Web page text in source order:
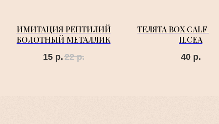
ИМИТАЦИЯ РЕПТИЛИЙ
БОЛОТНЫЙ МЕТАЛЛИК
15 р.22 р.
ТЕЛЯТА BOX CALF
ILCEA
40 р.